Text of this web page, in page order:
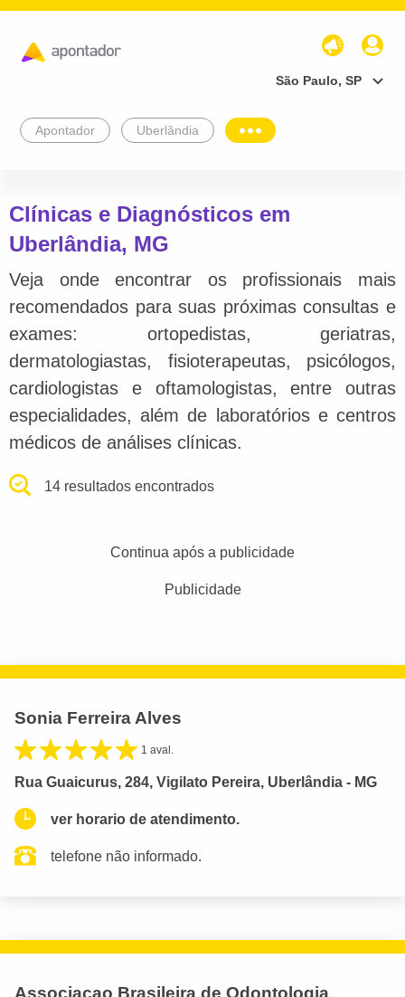
São Paulo, SP
Apontador Uberlândia
Clínicas e Diagnósticos em
Uberlândia, MG
Veja onde encontrar os profissionais mais
recomendados para suas próximas consultas e
exames: ortopedistas, geriatras,
dermatologiastas, fisioterapeutas, psicólogos,
cardiologistas e oftamologistas, entre outras
especialidades, além de laboratórios e centros
médicos de análises clínicas.
14 resultados encontrados
Continua após a publicidade
Publicidade
Sonia Ferreira Alves
1 aval.
Rua Guaicurus, 284, Vigilato Pereira, Uberlândia - MG
ver horario de atendimento.
telefone não informado.
Associacao Brasileira de Odontologia